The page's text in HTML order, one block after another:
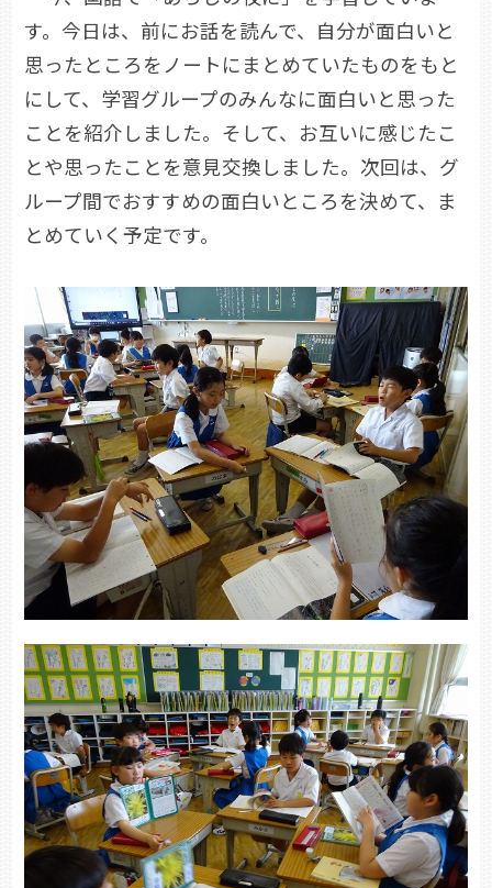
す。今日は、前にお話を読んで、自分が面白いと
思ったところをノートにまとめていたものをもと
にして、学習グループのみんなに面白いと思った
ことを紹介しました。そして、お互いに感じたこ
とや思ったことを意見交換しました。次回は、グ
ループ間でおすすめの面白いところを決めて、ま
とめていく予定です。